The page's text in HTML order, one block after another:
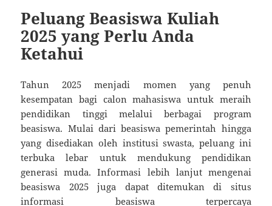
Peluang Beasiswa Kuliah
2025 yang Perlu Anda
Ketahui
Tahun 2025 menjadi momen yang penuh
kesempatan bagi calon mahasiswa untuk meraih
pendidikan tinggi melalui berbagai program
beasiswa. Mulai dari beasiswa pemerintah hingga
yang disediakan oleh institusi swasta, peluang ini
terbuka lebar untuk mendukung pendidikan
generasi muda. Informasi lebih lanjut mengenai
beasiswa 2025 juga dapat ditemukan di situs
informasi beasiswa terpercaya